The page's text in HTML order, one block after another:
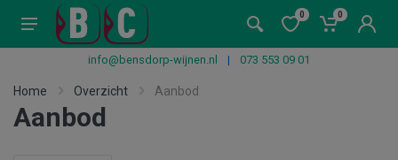
0 0
info@bensdorp-wijnen.nl | 073 553 09 01
Home Overzicht Aanbod
Aanbod